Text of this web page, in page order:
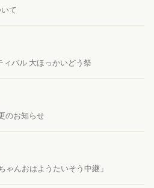
て
バル 大ほっかいどう祭
のお知らせ
んおはようたいそう中継」